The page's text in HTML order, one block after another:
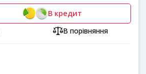
В кредит
В порівняння